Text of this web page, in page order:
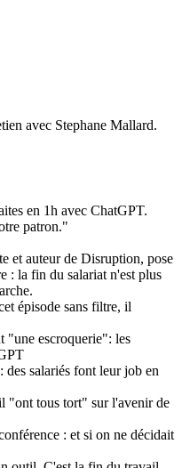
avec Stephane Mallard.
en 1h avec ChatGPT.
patron."
et auteur de Disruption, pose
: la fin du salariat n'est plus
épisode sans filtre, il
"une escroquerie": les
salariés font leur job en
"ont tous tort" sur l'avenir de
: et si on ne décidait